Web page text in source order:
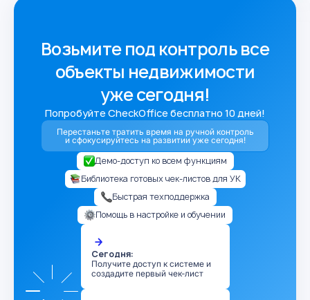
Возьмите под контроль все
объекты недвижимости
уже сегодня!
Попробуйте CheckOfficeбесплатно 10 дней!
Перестаньте тратить время на ручной контроль
и сфокусируйтесь на развитии уже сегодня!
Демо-доступ ко всем функциям
Библиотека готовых чек-листов для УК
Быстрая техподдержка
Помощь в настройке и обучении
Сегодня:
Получите доступ к системе и
создадите первый чек-лист